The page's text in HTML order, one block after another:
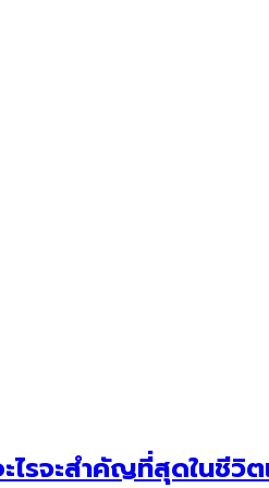
ไรจะสำคัญที่สุดในชีวิ